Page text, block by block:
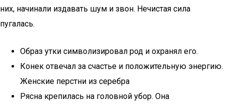
них, начинали издавать шум и звон. Нечистая сила
пугалась.
Образ утки символизировал род и охранял его.
Конек отвечал за счастье и положительную энергию.
Женские перстни из серебра
Рясна крепилась на головной убор. Она